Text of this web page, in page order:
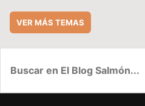
VER MÁS TEMAS